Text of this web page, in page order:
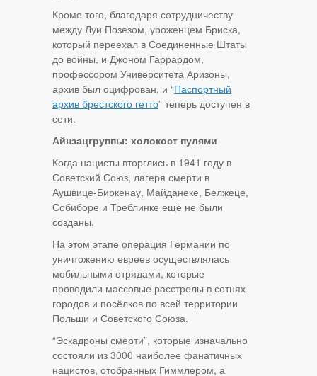
Кроме того, благодаря сотрудничеству
между Луи Позезом, уроженцем Бриска,
который переехал в Соединенные Штаты
до войны, и Джоном Гаррардом,
профессором Университета Аризоны,
архив был оцифрован, и “Паспортный
архив брестского гетто” теперь доступен в
сети.
Айнзацгруппы: холокост пулями
Когда нацисты вторглись в 1941 году в
Советский Союз, лагеря смерти в
Аушвице-Биркенау, Майданеке, Белжеце,
Собиборе и Треблинке ещё не были
созданы.
На этом этапе операция Германии по
уничтожению евреев осуществлялась
мобильными отрядами, которые
проводили массовые расстрелы в сотнях
городов и посёлков по всей территории
Польши и Советского Союза.
“Эскадроны смерти”, которые изначально
состояли из 3000 наиболее фанатичных
нацистов, отобранных Гиммлером, а